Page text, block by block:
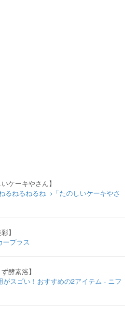
ケーキやさん】
るねるねるね→「たのしいケーキやさ
】
ープラス
酵素浴】
がスゴい！おすすめの2アイテム - ニフ